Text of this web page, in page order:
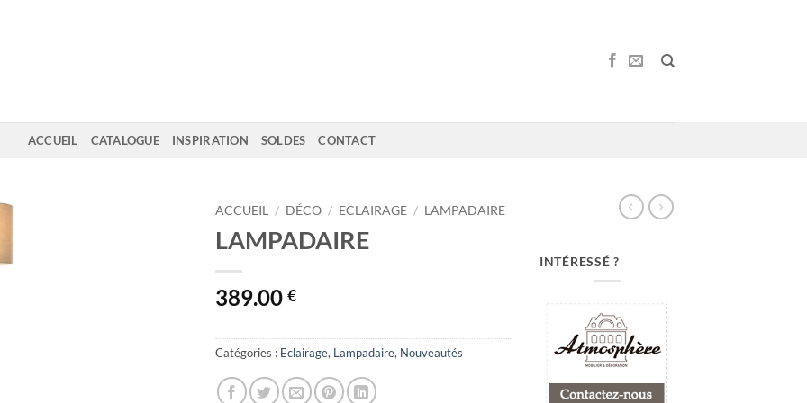
ACCUEIL CATALOGUE INSPIRATION SOLDES CONTACT
ACCUEIL / DÉCO / ECLAIRAGE / LAMPADAIRE
LAMPADAIRE
389.00 €
Catégories : Eclairage, Lampadaire, Nouveautés
INTÉRESSÉ ?